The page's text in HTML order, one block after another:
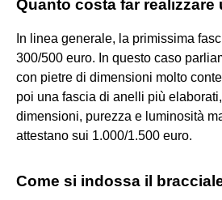
Quanto costa far realizzare
In linea generale, la primissima
300/500 euro. In questo caso
con pietre di dimensioni molto
poi una fascia di anelli più
dimensioni, purezza e luminosità
attestano sui 1.000/1.500 euro.
Come si indossa il